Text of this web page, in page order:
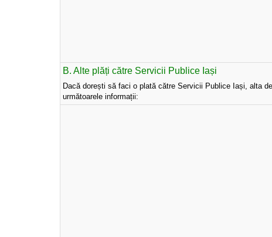
B. Alte plăți către Servicii Publice Iași
Dacă dorești să faci o plată către Servicii Publice Iași, alta
următoarele informații: